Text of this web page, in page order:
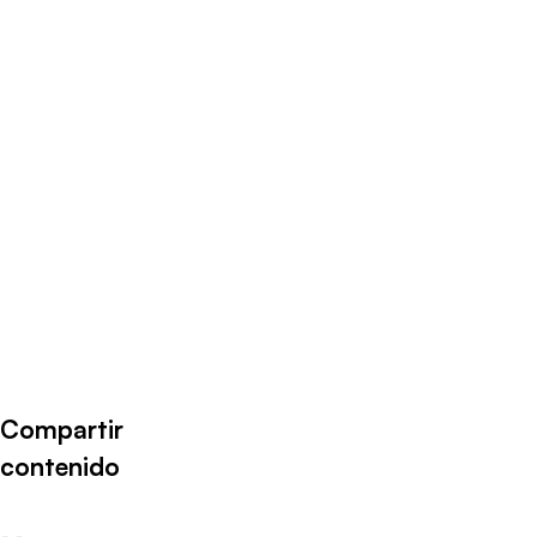
Compartir
contenido